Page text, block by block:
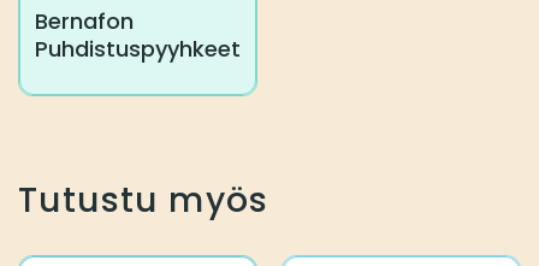
Bernafon
Puhdistuspyyhkeet
Tutustu myös